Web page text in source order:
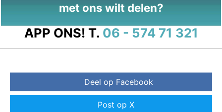
met ons wilt delen?
APP ONS! T. 06 - 574 71 321
Deel op Facebook
Post op X